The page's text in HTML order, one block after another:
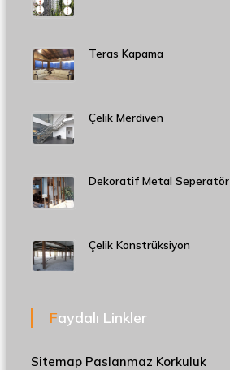
Teras Kapama
Çelik Merdiven
Dekoratif Metal Seperatör
Çelik Konstrüksiyon
Faydalı Linkler
Sitemap Paslanmaz Korkuluk